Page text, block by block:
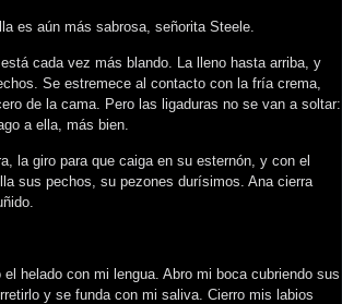
es aún más sabrosa, señorita Steele.
cada vez más blando. La lleno hasta arriba, y
Se estremece al contacto con la fría crema,
de la cama. Pero las ligaduras no se van a soltar:
a ella, más bien.
la giro para que caiga en su esternón, y con el
sus pechos, su pezones durísimos. Ana cierra
helado con mi lengua. Abro mi boca cubriendo sus
y se funda con mi saliva. Cierro mis labios